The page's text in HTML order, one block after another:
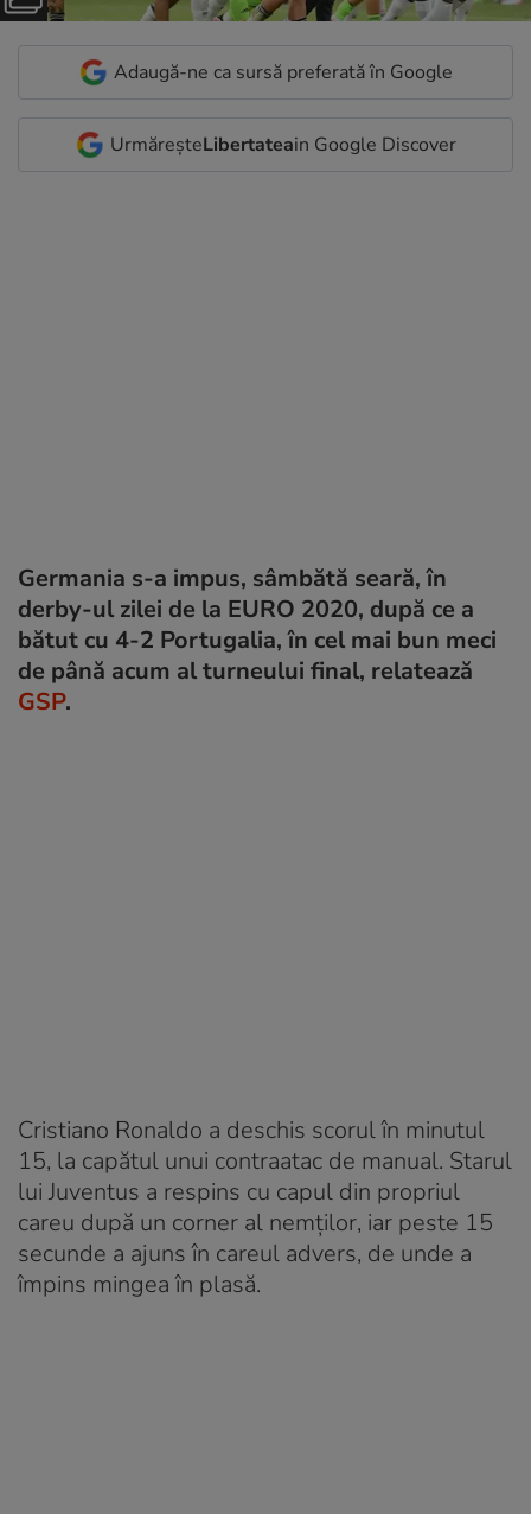
Adaugă-ne ca sursă preferată în Google
UrmăreșteLibertateain Google Discover
Germania s-a impus, sâmbătă seară, în
derby-ul zilei de la EURO 2020, după ce a
bătut cu 4-2 Portugalia, în cel mai bun meci
de până acum al turneului final, relatează
GSP.
Cristiano Ronaldo a deschis scorul în minutul
15, la capătul unui contraatac de manual. Starul
lui Juventus a respins cu capul din propriul
careu după un corner al nemților, iar peste 15
secunde a ajuns în careul advers, de unde a
împins mingea în plasă.